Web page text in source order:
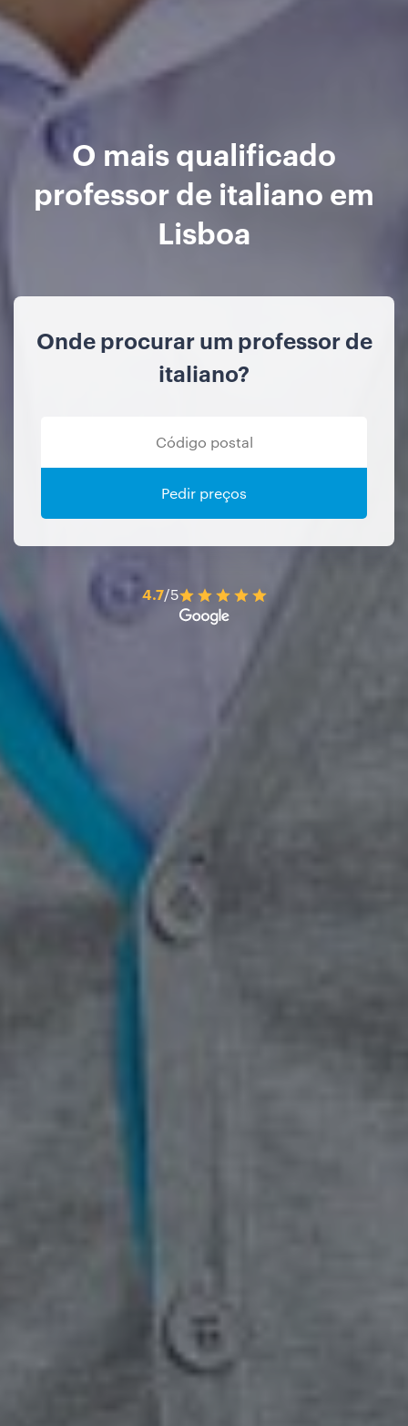
O mais qualificado
professor de italiano em
Lisboa
Onde procurar um professor de
italiano?
Pedir preços
4.7/5